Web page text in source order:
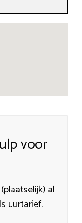
voor
al
uurtarief.